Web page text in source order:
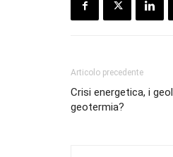
Articolo precedente
Crisi energetica, i
geotermia?